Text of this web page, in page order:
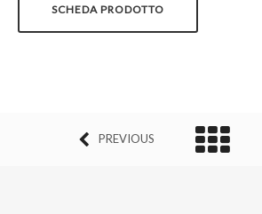
SCHEDA PRODOTTO
PREVIOUS